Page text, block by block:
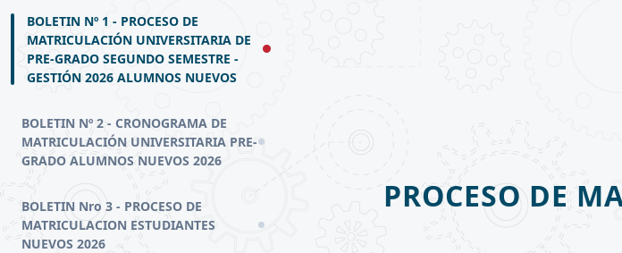
BOLETIN Nº 1 - PROCESO DE
MATRICULACIÓN UNIVERSITARIA DE
PRE-GRADO SEGUNDO SEMESTRE -
GESTIÓN 2026 ALUMNOS NUEVOS
BOLETIN Nº 2 - CRONOGRAMA DE
MATRICULACIÓN UNIVERSITARIA PRE-
GRADO ALUMNOS NUEVOS 2026
BOLETIN Nro 3 - PROCESO DE
MATRICULACION ESTUDIANTES
NUEVOS 2026
PROCESO DE